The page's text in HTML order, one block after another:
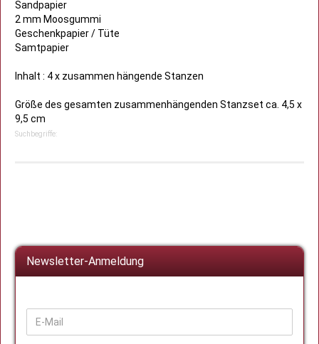
Sandpapier
2 mm Moosgummi
Geschenkpapier / Tüte
Samtpapier
Inhalt : 4 x zusammen hängende Stanzen
Größe des gesamten zusammenhängenden Stanzset ca. 4,5 x
9,5 cm
Suchbegriffe:
Newsletter-Anmeldung
WEITER
ZUR
E-
Mail